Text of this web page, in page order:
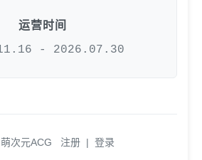
运营时间
- 2026.07.30
次元ACG 注册 | 登录